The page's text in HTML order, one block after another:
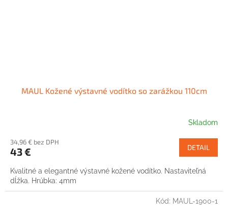
MAUL Kožené výstavné vodítko so zarážkou 110cm
Skladom
34,96 € bez DPH
43 € DETAIL
Kvalitné a elegantné výstavné kožené vodítko. Nastaviteľná
dĺžka. Hrúbka: 4mm
Kód: MAUL-1900-1